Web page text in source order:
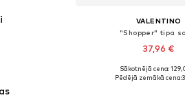
VALENTINO
"Shopper" tipa
37,96 €
Pieejamie izmēri:
Sākotnējā cena:
Pēdējā zemākā cena: